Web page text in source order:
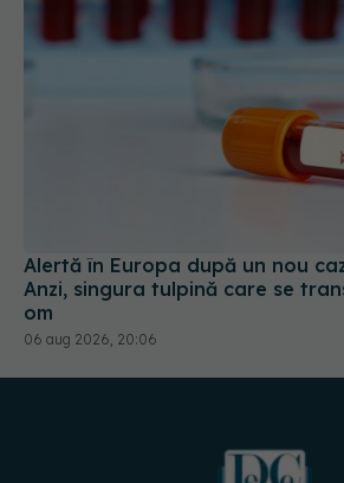
Alertă în Europa după un nou
Anzi, singura tulpină care se
om
06 aug 2026, 20:06